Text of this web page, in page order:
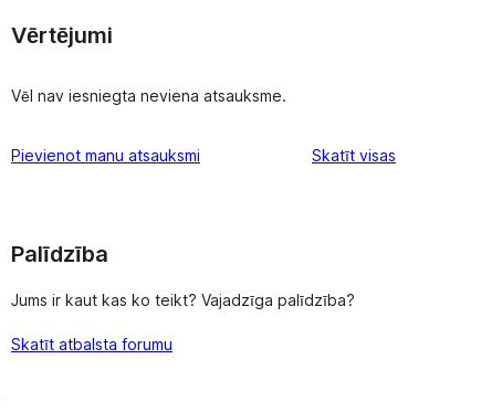
Vērtējumi
Vēl nav iesniegta neviena atsauksme.
Pievienot manu atsauksmi Skatīt visas
Palīdzība
Jums ir kaut kas ko teikt? Vajadzīga palīdzība?
Skatīt atbalsta forumu